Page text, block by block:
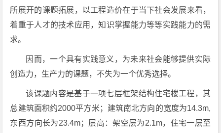
所展开的课题拓展，以工程造价在于当下社会发展来看，
着重于人才的技术应用，知识掌握能力等等实践能力的需
求。
因而，一个具有实践意义，为未来社会能够提供实际
创造力，生产力的课题，不失为一个优秀选择。
该课题内容是基于一项七层框架结构住宅楼工程，其
总建筑面积约2000平方米；建筑南北方向的宽度为14.3m,
东西方向长为23.4m；层高：架空层为2.1m，住宅一层至